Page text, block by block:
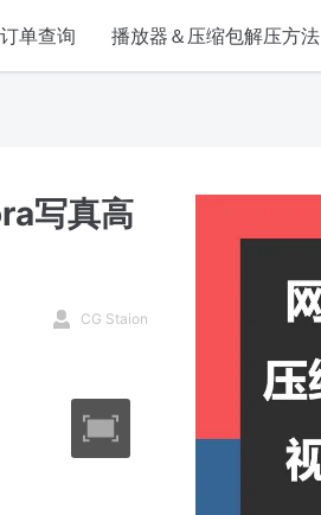
单查询 播放器＆压缩包解压方法
写真高
CG Staion